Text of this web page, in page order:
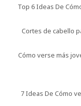
Top 6 Ideas De
Cortes de cabello
Cómo verse más
7 Ideas De Cómo